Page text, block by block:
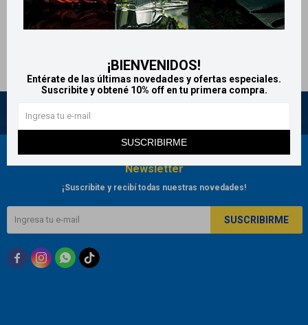
¡BIENVENIDOS!
Entérate de las últimas novedades y ofertas especiales.
Suscribite y obtené 10% off en tu primera compra.
SUSCRIBIRME
Métodos y costos de envío
Retiros gratuitos en tiendas
Newsletter
¡Suscribite y recibí todas nuestras novedades!
SUSCRIBIRME
  